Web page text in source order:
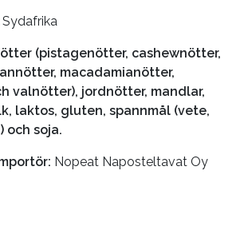
Sydafrika
(pistagenötter, cashewnötter,
macadamianötter,
valnötter), jordnötter, mandlar,
laktos, gluten, spannmål (vete,
och soja.
Nopeat Naposteltavat Oy